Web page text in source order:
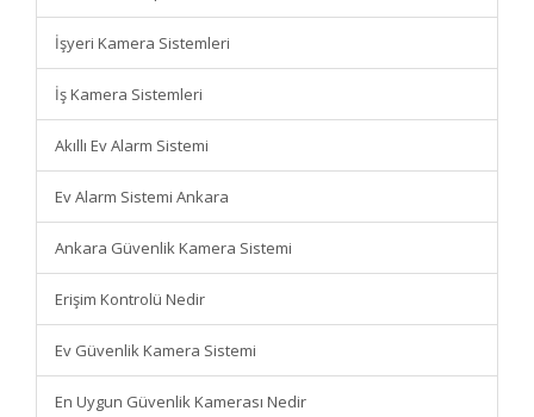
İşyeri Kamera Sistemleri
İş Kamera Sistemleri
Akıllı Ev Alarm Sistemi
Ev Alarm Sistemi Ankara
Ankara Güvenlik Kamera Sistemi
Erişim Kontrolü Nedir
Ev Güvenlik Kamera Sistemi
En Uygun Güvenlik Kamerası Nedir